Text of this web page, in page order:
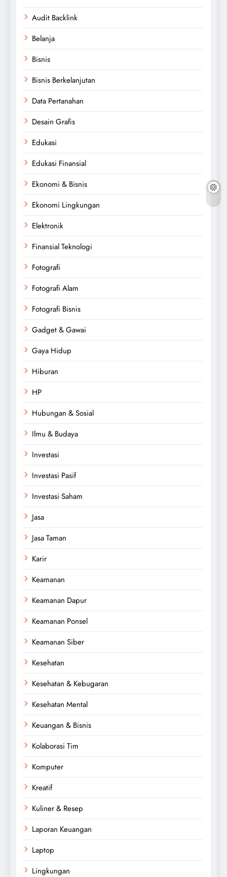
Audit Backlink
Belanja
Bisnis
Bisnis Berkelanjutan
Data Pertanahan
Desain Grafis
Edukasi
Edukasi Finansial
Ekonomi & Bisnis
Ekonomi Lingkungan
Elektronik
Finansial Teknologi
Fotografi
Fotografi Alam
Fotografi Bisnis
Gadget & Gawai
Gaya Hidup
Hiburan
HP
Hubungan & Sosial
Ilmu & Budaya
Investasi
Investasi Pasif
Investasi Saham
Jasa
Jasa Taman
Karir
Keamanan
Keamanan Dapur
Keamanan Ponsel
Keamanan Siber
Kesehatan
Kesehatan & Kebugaran
Kesehatan Mental
Keuangan & Bisnis
Kolaborasi Tim
Komputer
Kreatif
Kuliner & Resep
Laporan Keuangan
Laptop
Lingkungan